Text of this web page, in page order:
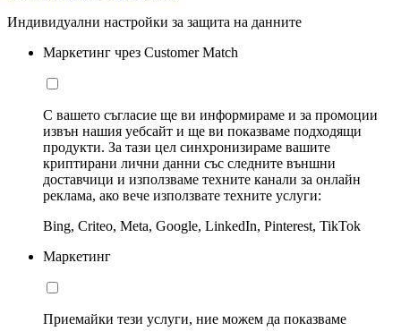
Индивидуални настройки за защита на данните
Маркетинг чрез Customer Match
С вашето съгласие ще ви информираме и за промоции
извън нашия уебсайт и ще ви показваме подходящи
продукти. За тази цел синхронизираме вашите
криптирани лични данни със следните външни
доставчици и използваме техните канали за онлайн
реклама, ако вече използвате техните услуги:
Bing, Criteo, Meta, Google, LinkedIn, Pinterest, TikTok
Маркетинг
Приемайки тези услуги, ние можем да показваме